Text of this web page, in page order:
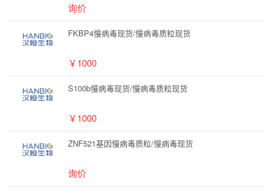
询价
FKBP4慢病毒现货/慢病毒质粒现货
￥1000
S100b慢病毒现货/慢病毒质粒现货
￥1000
ZNF521基因慢病毒质粒/慢病毒现货
询价